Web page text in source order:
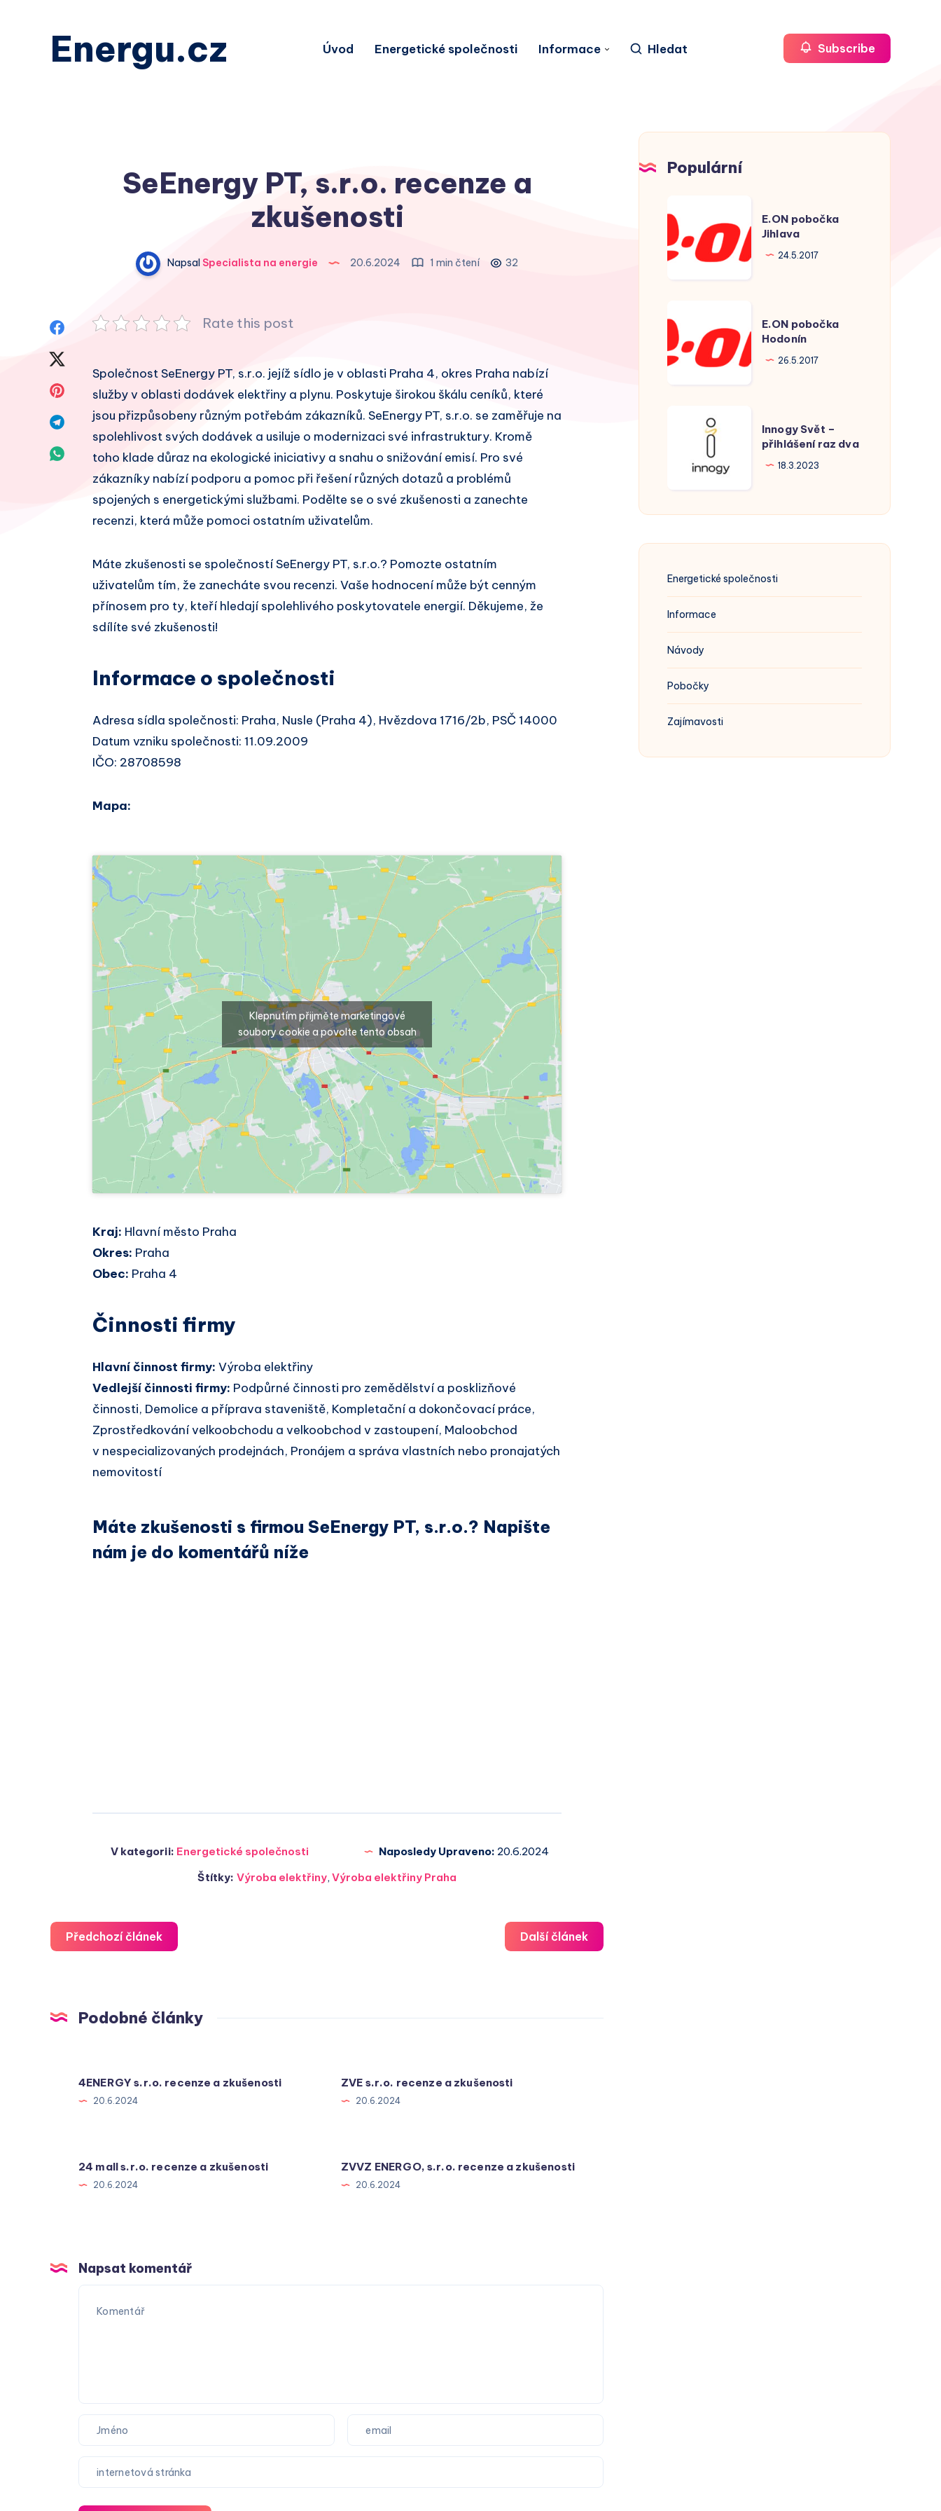
Energu.cz Úvod Energetické společnosti Informace Hledat Subscribe
SeEnergy PT, s.r.o. recenze a
zkušenosti
Napsal Specialista na energie 20.6.2024 1 min čtení 32
Sdílet
Facebook
Twitter
Sdílet
Pinterest
Sdílet
Telegram
Sdílet
Whatsapp
Rate this post
Společnost SeEnergy PT, s.r.o. jejíž sídlo je v oblasti Praha 4, okres Praha nabízí
služby v oblasti dodávek elektřiny a plynu. Poskytuje širokou škálu ceníků, které
jsou přizpůsobeny různým potřebám zákazníků. SeEnergy PT, s.r.o. se zaměřuje na
spolehlivost svých dodávek a usiluje o modernizaci své infrastruktury. Kromě
toho klade důraz na ekologické iniciativy a snahu o snižování emisí. Pro své
zákazníky nabízí podporu a pomoc při řešení různých dotazů a problémů
spojených s energetickými službami. Podělte se o své zkušenosti a zanechte
recenzi, která může pomoci ostatním uživatelům.
Máte zkušenosti se společností SeEnergy PT, s.r.o.? Pomozte ostatním
uživatelům tím, že zanecháte svou recenzi. Vaše hodnocení může být cenným
přínosem pro ty, kteří hledají spolehlivého poskytovatele energií. Děkujeme, že
sdílíte své zkušenosti!
Informace o společnosti
Adresa sídla společnosti: Praha, Nusle (Praha 4), Hvězdova 1716/2b, PSČ 14000
Datum vzniku společnosti: 11.09.2009
IČO: 28708598
Mapa:
Klepnutím přijměte marketingové
soubory cookie a povolte tento obsah
Kraj: Hlavní město Praha
Okres: Praha
Obec: Praha 4
Činnosti firmy
Hlavní činnost firmy: Výroba elektřiny
Vedlejší činnosti firmy: Podpůrné činnosti pro zemědělství a posklizňové
činnosti, Demolice a příprava staveniště, Kompletační a dokončovací práce,
Zprostředkování velkoobchodu a velkoobchod v zastoupení, Maloobchod
v nespecializovaných prodejnách, Pronájem a správa vlastních nebo pronajatých
nemovitostí
Máte zkušenosti s firmou SeEnergy PT, s.r.o.? Napište
nám je do komentářů níže
V kategorii: Energetické společnosti Naposledy Upraveno: 20.6.2024
Štítky: Výroba elektřiny, Výroba elektřiny Praha
Předchozí článek Další článek
Podobné články
4ENERGY s.r.o. recenze a zkušenosti
20.6.2024
ZVE s.r.o. recenze a zkušenosti
20.6.2024
24 mall s.r.o. recenze a zkušenosti
20.6.2024
ZVVZ ENERGO, s.r.o. recenze a zkušenosti
20.6.2024
Napsat komentář
Populární
pobočka
Jihlava
E.ON pobočka
Jihlava
24.5.2017
pobočka
Hodonín
E.ON pobočka
Hodonín
26.5.2017
přihlášení
dva
Innogy Svět –
přihlášení raz dva
18.3.2023
Energetické společnosti
Informace
Návody
Pobočky
Zajímavosti